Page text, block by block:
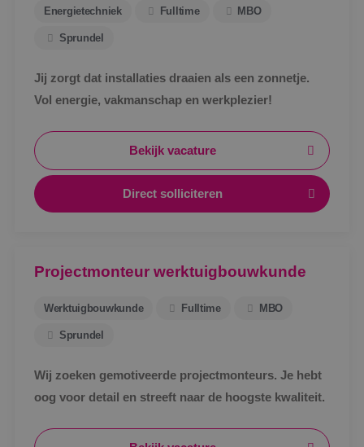
Energietechniek Fulltime MBO
Sprundel
Jij zorgt dat installaties draaien als een zonnetje.
Vol energie, vakmanschap en werkplezier!
Bekijk vacature
Direct solliciteren
Projectmonteur werktuigbouwkunde
Werktuigbouwkunde Fulltime MBO
Sprundel
Wij zoeken gemotiveerde projectmonteurs. Je hebt
oog voor detail en streeft naar de hoogste kwaliteit.